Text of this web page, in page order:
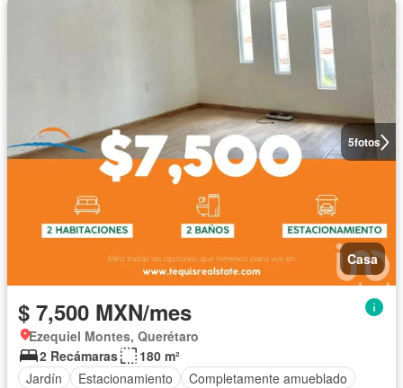
5fotos
Casa
$ 7,500 MXN/mes
Ezequiel Montes, Querétaro
2 Recámaras
180 m²
Jardín
Estacionamiento Completamente amueblado